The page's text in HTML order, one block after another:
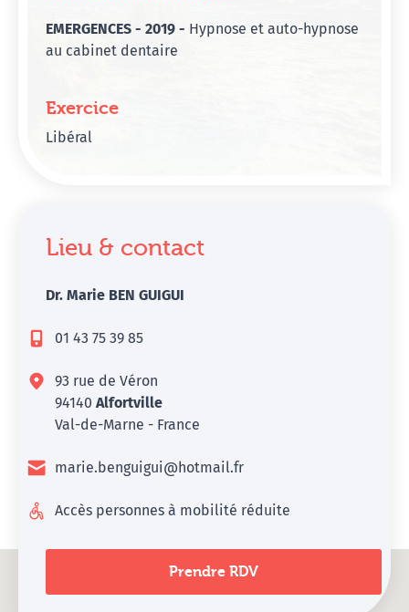
EMERGENCES - 2019 - Hypnose et auto-hypnose
au cabinet dentaire
Exercice
Libéral
Lieu & contact
Dr. Marie BEN GUIGUI
01 43 75 39 85
93 rue de Véron
94140 Alfortville
Val-de-Marne - France
marie.benguigui@hotmail.fr
Accès personnes à mobilité réduite
Prendre RDV